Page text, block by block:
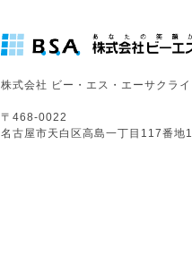
株式会社 ビー・エス・エーサクライ
〒468-0022
名古屋市天白区高島一丁目117番地1